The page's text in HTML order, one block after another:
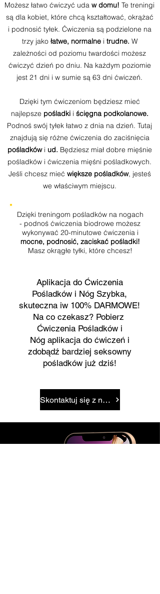
Możesz łatwo ćwiczyć uda w domu! Te treningi
są dla kobiet, które chcą kształtować, okrążać
i podnosić tyłek. Ćwiczenia są podzielone na
trzy jakołatwe, normalnei trudne. W
zależności od poziomu twardości możesz
ćwiczyć dzień po dniu. Na każdym poziomie
jest 21 dni i w sumie są 63 dni ćwiczeń.
Dzięki tym ćwiczeniom będziesz mieć
najlepsze pośladkii ścięgna podkolanowe.
Podnoś swój tyłek łatwo z dnia na dzień. Tutaj
znajdują się różne ćwiczenia do zaciśnięcia
pośladkówi ud. Będziesz miał dobre mięśnie
pośladków i ćwiczenia mięśni pośladkowych.
Jeśli chcesz mieć większe pośladków, jesteś
we właściwym miejscu.
Dzięki treningom pośladków na nogach
- podnoś ćwiczenia biodrowe możesz
wykonywać 20-minutowe ćwiczenia i
mocne, podnosić, zaciskać pośladki!
Masz okrągłe tyłki, które chcesz!
Aplikacja do ​Ćwiczenia
Pośladków i Nóg Szybka,
skuteczna iw 100% DARMOWE!
Na co czekasz? Pobierz ​
Ćwiczenia Pośladków i
Nóg aplikacja do ćwiczeń i
zdobądź bardziej seksowny
pośladków już dziś!
Skontaktuj się z nami